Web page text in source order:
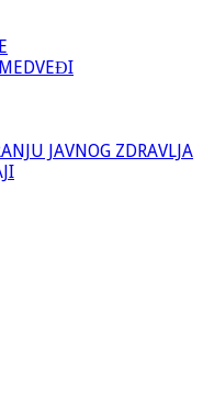
JAVNOG ZDRAVLJA